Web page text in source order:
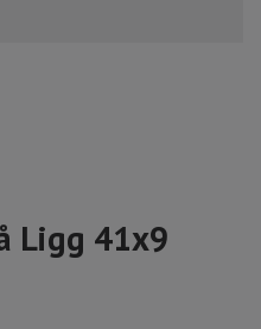
Ligg 41x9